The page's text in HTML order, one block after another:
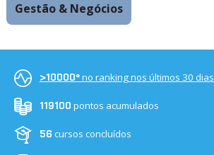
Gestão & Negócios
>10000ºno ranking nos últimos 30 dias
119100 pontos acumulados
56 cursos concluídos